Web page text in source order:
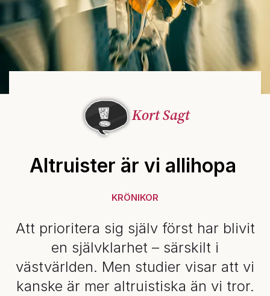
Kort Sagt
Altruister är vi allihopa
KRÖNIKOR
Att prioritera sig själv först har blivit
en självklarhet – särskilt i
västvärlden. Men studier visar att vi
kanske är mer altruistiska än vi tror.